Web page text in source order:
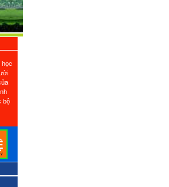
học
bộ